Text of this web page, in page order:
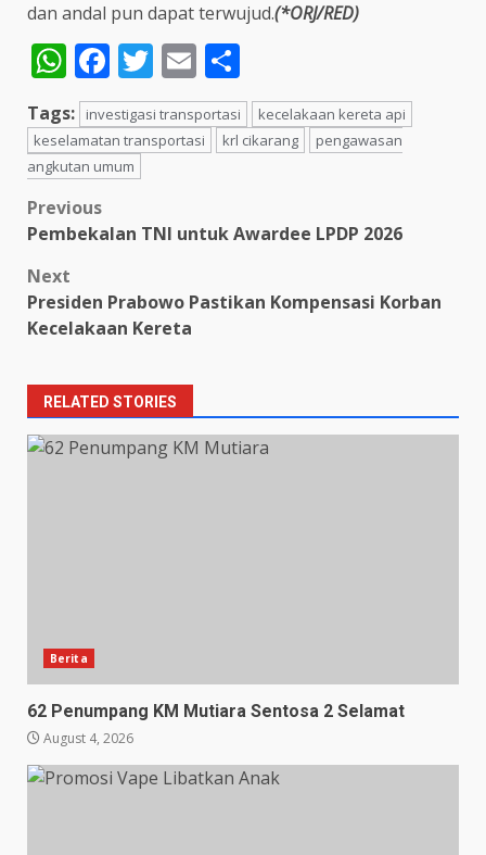
dan andal pun dapat terwujud.(*ORJ/RED)
WhatsApp
Facebook
Twitter
Email
Tags: investigasi transportasi
kecelakaan kereta api
keselamatan transportasi
krl cikarang
pengawasan
angkutan umum
Post
Previous
Pembekalan TNI untuk Awardee LPDP 2026
Next
Presiden Prabowo Pastikan Kompensasi Korban
Kecelakaan Kereta
RELATED STORIES
Berita
62 Penumpang KM Mutiara Sentosa 2 Selamat
August 4, 2026